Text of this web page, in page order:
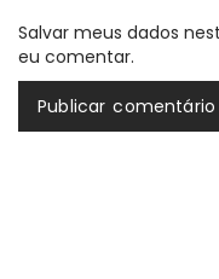
Salvar meus dados
eu comentar.